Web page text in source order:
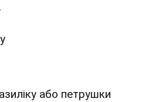
або петрушки